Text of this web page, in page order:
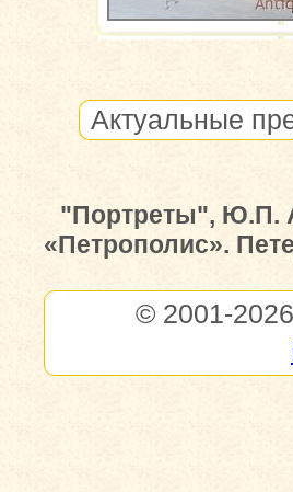
Актуальные
"Портреты", Ю.П.
«Петрополис».
© 2001-2026